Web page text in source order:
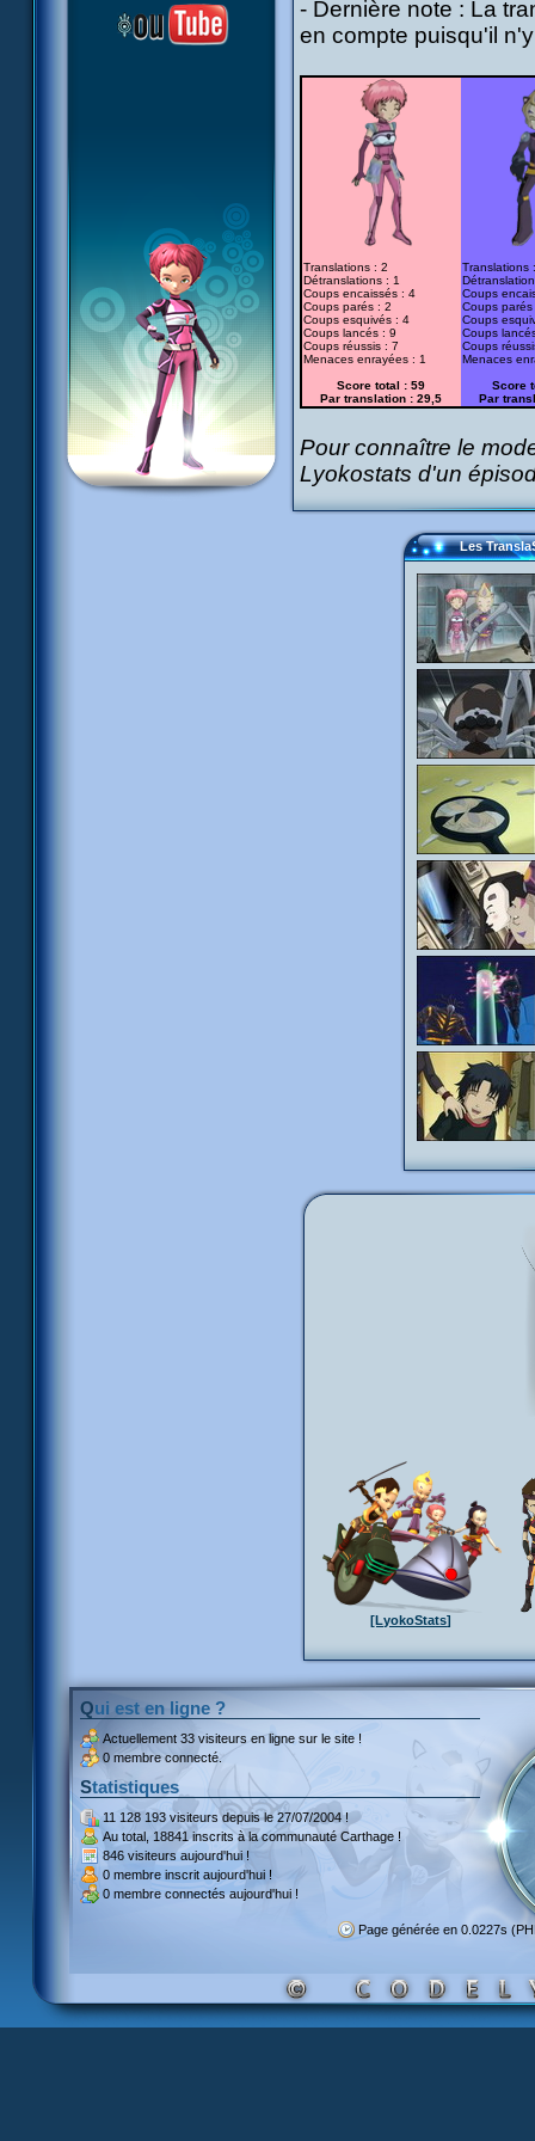
- Dernière note : La
en compte puisqu'il
Translations : 2
Détranslations : 1
Coups encaissés : 4
Coups parés : 2
Coups esquivés : 4
Coups lancés : 9
Coups réussis : 7
Menaces enrayées : 1
Score total : 59
Par translation : 29,5
Translations
Coups
Coups parés
Coups
Coups
Coups
Menaces
Score
Par
Pour connaître le
Lyokostats d'un
Les
[LyokoStats]
Qui est en ligne ?
Actuellement 33 visiteurs en ligne sur le site !
0 membre connecté.
Statistiques
11 128 193 visiteursdepuis le 27/07/2004 !
Au total, 18841 inscritsà la communauté Carthage !
846 visiteurs aujourd'hui !
0 membre inscrit aujourd'hui !
0 membre connectés aujourd'hui !
Page générée en 0.0227s